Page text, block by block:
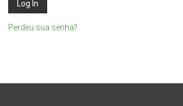
Perdeu sua senha?